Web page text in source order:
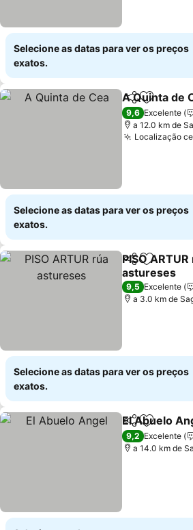
Selecione as datas para ver os preços
exatos.
Partilhar
A Quinta de
9,6 Excelente
a 12.0 km de
Localização
Selecione as datas para ver os preços
exatos.
Partilhar
PISO ARTUR
astureses
9,5 Excelente
a 3.0 km de
Selecione as datas para ver os preços
exatos.
Partilhar
El Abuelo
9,2 Excelente
a 14.0 km de